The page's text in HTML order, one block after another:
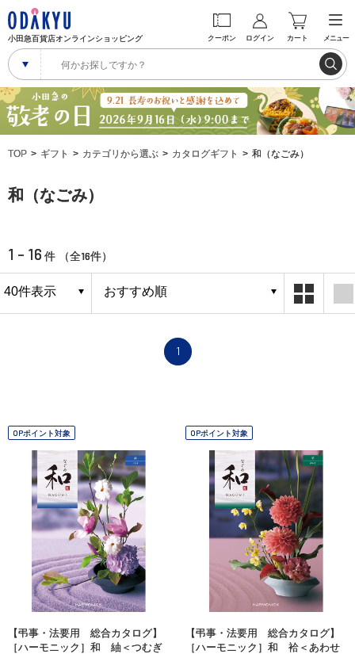
小田急百貨店オンラインショッピング クーポン ログイン カート メニュー
TOP ギフト カテゴリから選ぶ カタログギフト 和（なごみ）
和（なごみ）
1 - 16 件 （全16件）
1
OPポイント対象
【弔事・法要用 総合カタログ】
［ハーモニック］和 紬＜つむぎ
OPポイント対象
【弔事・法要用 総合カタログ】
［ハーモニック］和 袷＜あわせ